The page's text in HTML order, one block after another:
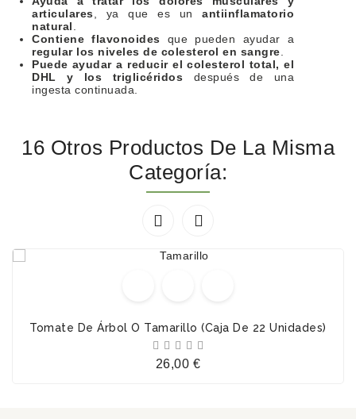
articulares , ya que es unantiinflamatorio
natural
Contiene flavonoides
que pueden ayudar a
regular los niveles de colesterol en sangre
Puede ayudar a reducir el colesterol total, el
DHL y los triglicéridos después de una
ingesta continuada.
16 Otros Productos De La Misma
Categoría:
 
Tomate De Árbol O Tamarillo (Caja De 22 Unidades)
    
Precio
26,00 €